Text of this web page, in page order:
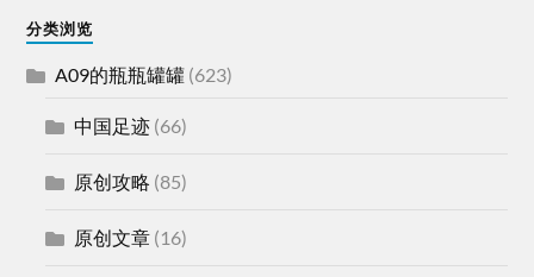
分类浏览
A09的瓶瓶罐罐 (623)
中国足迹 (66)
原创攻略 (85)
原创文章 (16)